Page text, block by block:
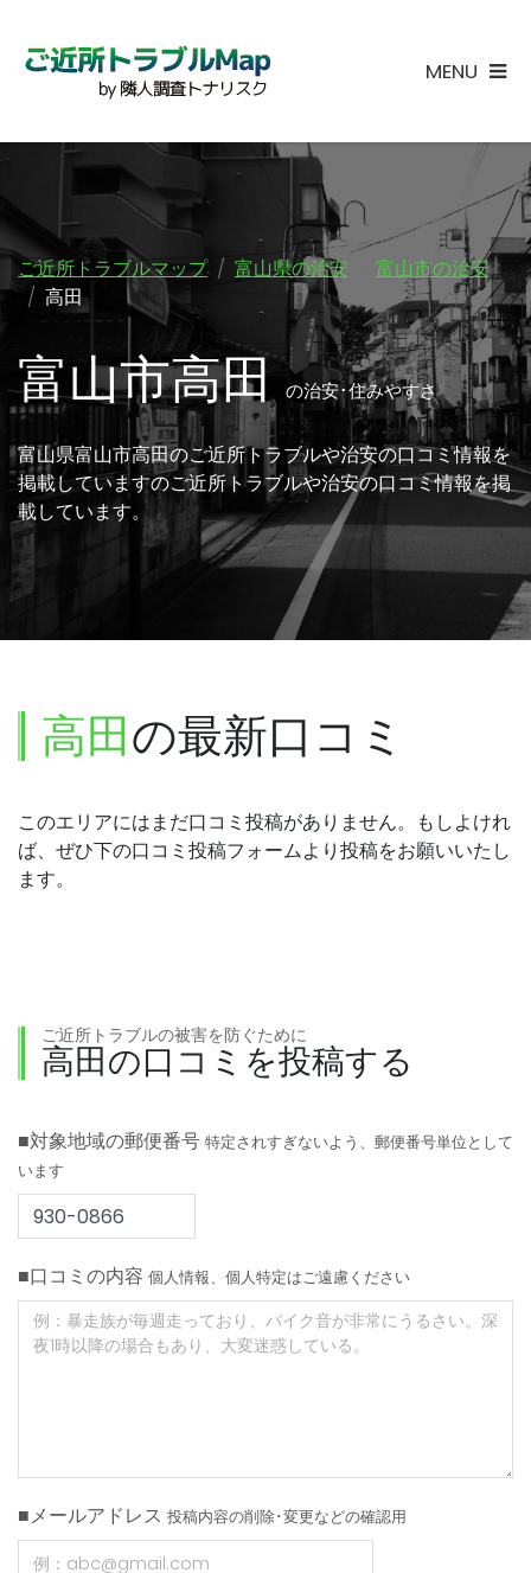
MENU
ご近所トラブルマップ 富山県の治安
富山市の治安
高田
富山市高田の治安･住みやすさ
富山県富山市高田のご近所トラブルや治安の口コミ情報を
掲載していますのご近所トラブルや治安の口コミ情報を掲
載しています。
高田の最新口コミ
このエリアにはまだ口コミ投稿がありません。もしよけれ
ば、ぜひ下の口コミ投稿フォームより投稿をお願いいたし
ます。
ご近所トラブルの被害を防ぐために
高田の口コミを投稿する
■対象地域の郵便番号 特定されすぎないよう、郵便番号単位として
います
■口コミの内容 個人情報、個人特定はご遠慮ください
■メールアドレス 投稿内容の削除･変更などの確認用